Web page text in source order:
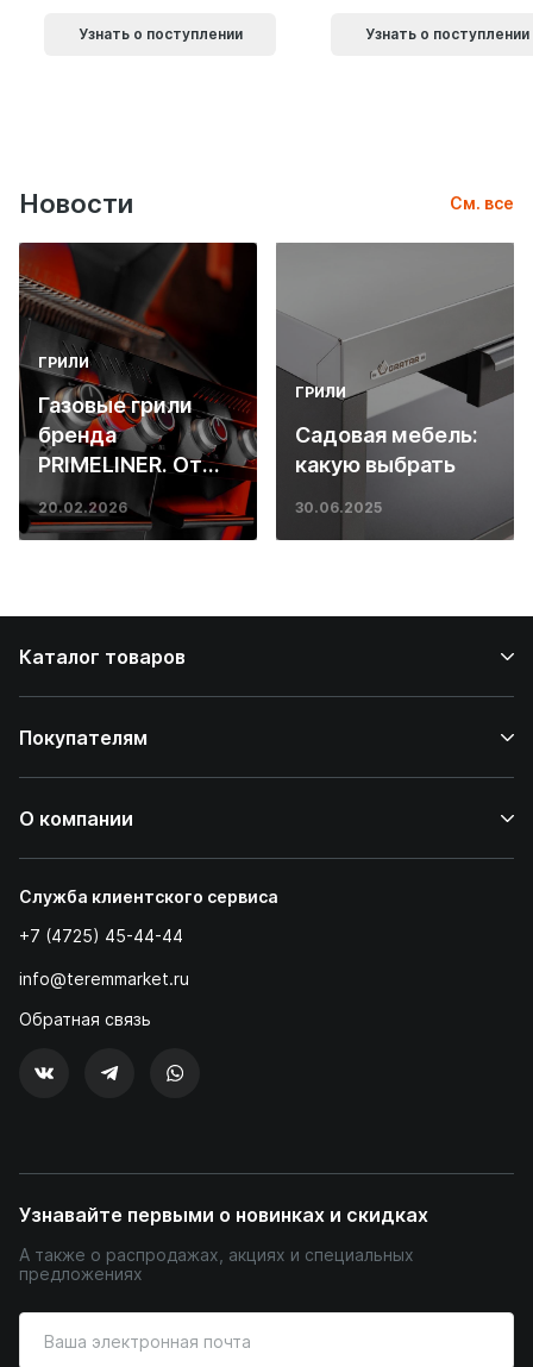
Узнать о поступлении Узнать о поступлении
Новости См. все
ГРИЛИ
Газовые грили
бренда
PRIMELINER. От
основ инженерии
до ресторанных
20.02.2026
ГРИЛИ
Садовая мебель:
какую выбрать
30.06.2025
Каталог товаров
Покупателям
О компании
Служба клиентского сервиса
+7 (4725) 45-44-44
info@teremmarket.ru
Обратная связь
Узнавайте первыми о новинках и скидках
А также о распродажах, акциях и специальных
предложениях
ваш